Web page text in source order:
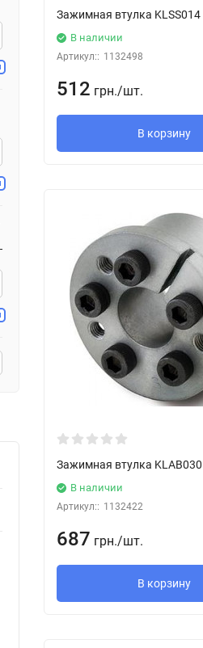
Зажимная втулка KLSS014
В наличии
Артикул:: 1132498
512 грн./шт.
В корзину
Зажимная втулка KLAB030
В наличии
Артикул:: 1132422
687 грн./шт.
В корзину